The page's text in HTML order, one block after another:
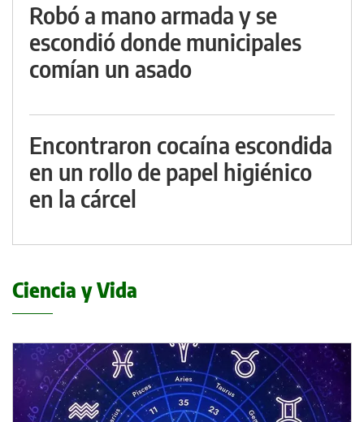
Robó a mano armada y se
escondió donde municipales
comían un asado
Encontraron cocaína escondida
en un rollo de papel higiénico
en la cárcel
Ciencia y Vida